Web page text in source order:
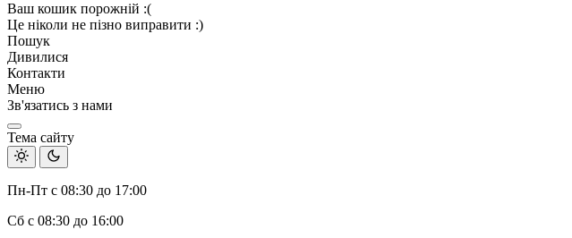
Ваш кошик порожній :(
Це ніколи не пізно виправити :)
Пошук
Дивилися
Контакти
Меню
Зв'язатись з нами
Тема сайту
Пн-Пт с 08:30 до 17:00
Сб с 08:30 до 16:00